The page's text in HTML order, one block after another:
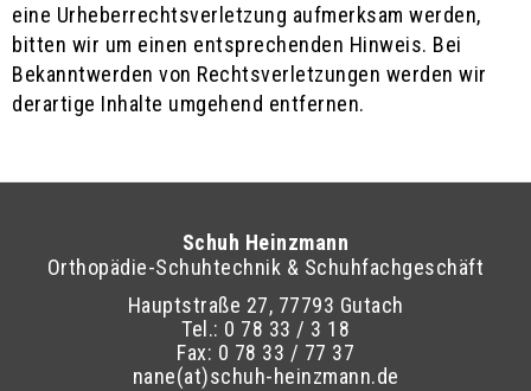
eine Urheberrechtsverletzung aufmerksam werden,
bitten wir um einen entsprechenden Hinweis. Bei
Bekanntwerden von Rechtsverletzungen werden wir
derartige Inhalte umgehend entfernen.
Schuh Heinzmann
Orthopädie-Schuhtechnik & Schuhfachgeschäft
Hauptstraße 27, 77793 Gutach
Tel.: 0 78 33 / 3 18
Fax: 0 78 33 / 77 37
nane(at)schuh-heinzmann.de